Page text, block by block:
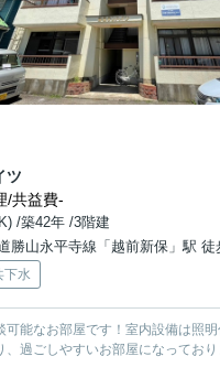
ツ
/共益費-
/築42年 /3階建
勝山永平寺線「越前新保」駅 徒
下水
可能なお部屋です！室内設備は照
、過ごしやすいお部屋になっており